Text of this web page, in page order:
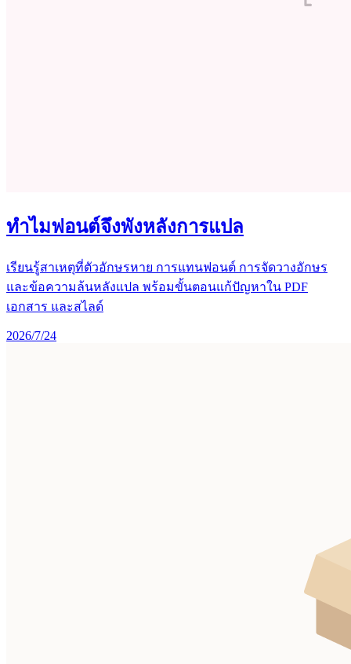
ทำไมฟอนต์จึงพังหลังการแปล
เรียนรู้สาเหตุที่ตัวอักษรหาย การแทนฟอนต์ การจัดวางอักษร
และข้อความล้นหลังแปล พร้อมขั้นตอนแก้ปัญหาใน PDF
เอกสาร และสไลด์
2026/7/24